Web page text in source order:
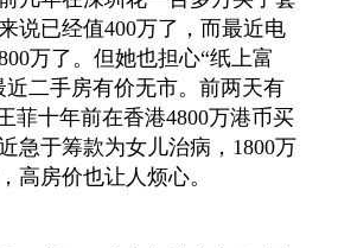
说已经值400万了，而最近电
万了。但她也担心“纸上富
近二手房有价无市。前两天有
菲十年前在香港4800万港币买
急于筹款为女儿治病，1800万
高房价也让人烦心。